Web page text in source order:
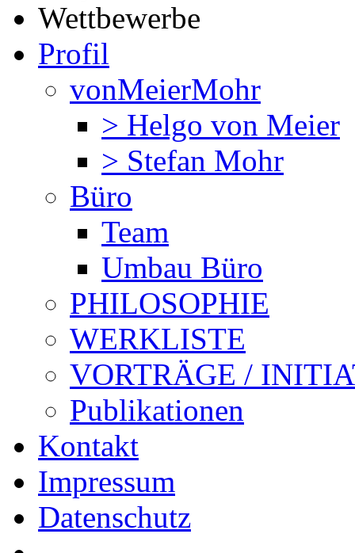
Wettbewerbe
Profil
vonMeierMohr
> Helgo von Meier
> Stefan Mohr
Büro
Team
Umbau Büro
PHILOSOPHIE
WERKLISTE
VORTRÄGE /
Publikationen
Kontakt
Impressum
Datenschutz